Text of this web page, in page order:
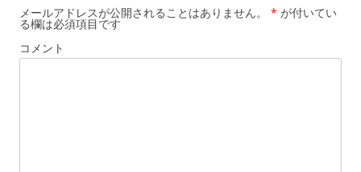
シ
ョ
ン
メールアドレスが公開されることはありません。 * が付いてい
る欄は必須項目です
コメント